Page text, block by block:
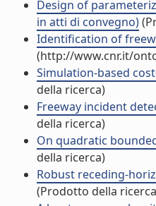
Design of
in atti di convegno)
Identification of
(http://www.cnr.it/
Simulation-based
della ricerca)
Freeway incident
della ricerca)
On quadratic
della ricerca)
Robust receding-
(Prodotto della